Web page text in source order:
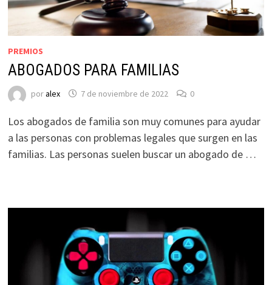
PREMIOS
ABOGADOS PARA FAMILIAS
poralex 7 de noviembre de 2022 0
Los abogados de familia son muy comunes para ayudar
a las personas con problemas legales que surgen en las
familias. Las personas suelen buscar un abogado de …